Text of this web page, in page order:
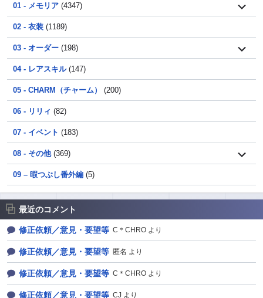
01 - メモリア (4347)
02 - 衣装 (1189)
03 - オーダー (198)
04 - レアスキル(147)
05 - CHARM（チャーム） (200)
06 - リリィ (82)
07 - イベント (183)
08 - その他(369)
09 – 暇つぶし番外編 (5)
最近のコメント
修正依頼／意見・要望等 C＊CHRO より
修正依頼／意見・要望等 匿名 より
修正依頼／意見・要望等 C＊CHRO より
修正依頼／意見・要望等 CJ より